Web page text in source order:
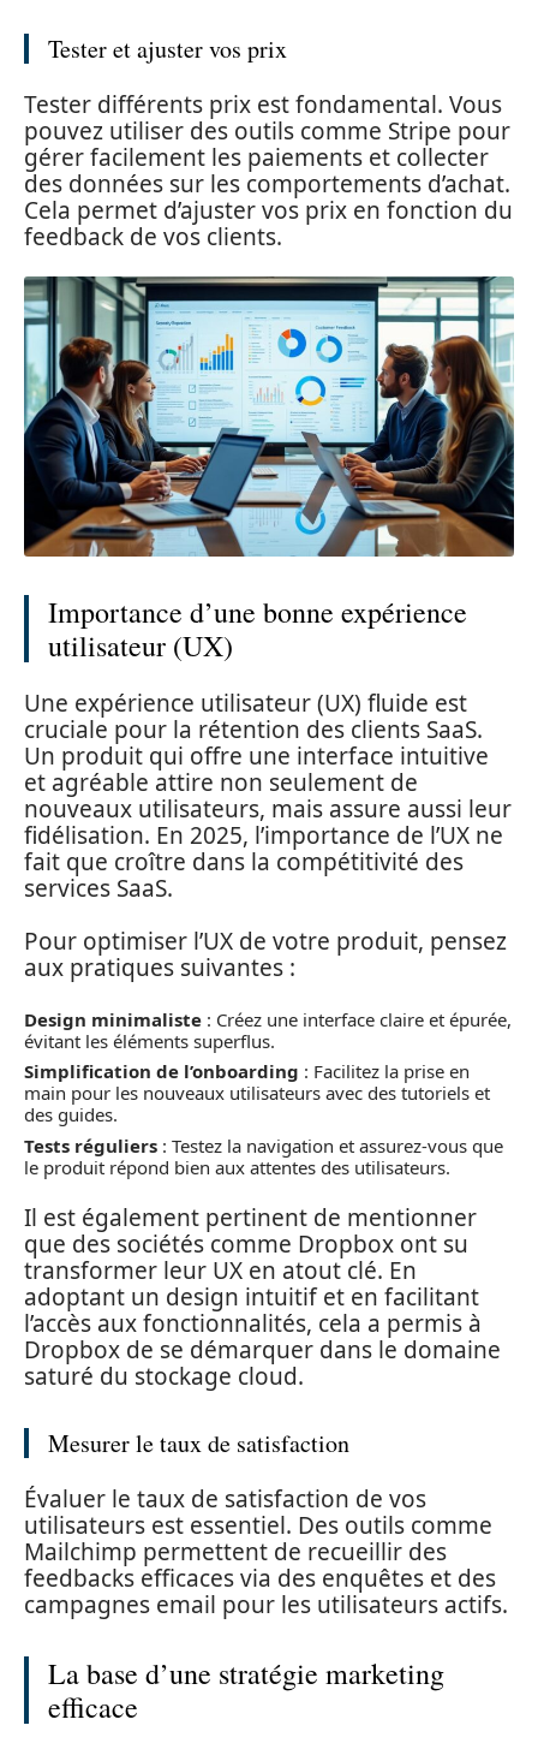
Tester et ajuster vos prix
Tester différents prix est fondamental. Vous
pouvez utiliser des outils comme Stripe pour
gérer facilement les paiements et collecter
des données sur les comportements d’achat.
Cela permet d’ajuster vos prix en fonction du
feedback de vos clients.
Importance d’une bonne expérience
utilisateur (UX)
Une expérience utilisateur (UX) fluide est
cruciale pour la rétention des clients SaaS.
Un produit qui offre une interface intuitive
et agréable attire non seulement de
nouveaux utilisateurs, mais assure aussi leur
fidélisation. En 2025, l’importance de l’UX ne
fait que croître dans la compétitivité des
services SaaS.
Pour optimiser l’UX de votre produit, pensez
aux pratiques suivantes :
Design minimaliste : Créez une interface claire et épurée,
évitant les éléments superflus.
Simplification de l’onboarding : Facilitez la prise en
main pour les nouveaux utilisateurs avec des tutoriels et
des guides.
Tests réguliers : Testez la navigation et assurez-vous que
le produit répond bien aux attentes des utilisateurs.
Il est également pertinent de mentionner
que des sociétés comme Dropbox ont su
transformer leur UX en atout clé. En
adoptant un design intuitif et en facilitant
l’accès aux fonctionnalités, cela a permis à
Dropbox de se démarquer dans le domaine
saturé du stockage cloud.
Mesurer le taux de satisfaction
Évaluer le taux de satisfaction de vos
utilisateurs est essentiel. Des outils comme
Mailchimp permettent de recueillir des
feedbacks efficaces via des enquêtes et des
campagnes email pour les utilisateurs actifs.
La base d’une stratégie marketing
efficace